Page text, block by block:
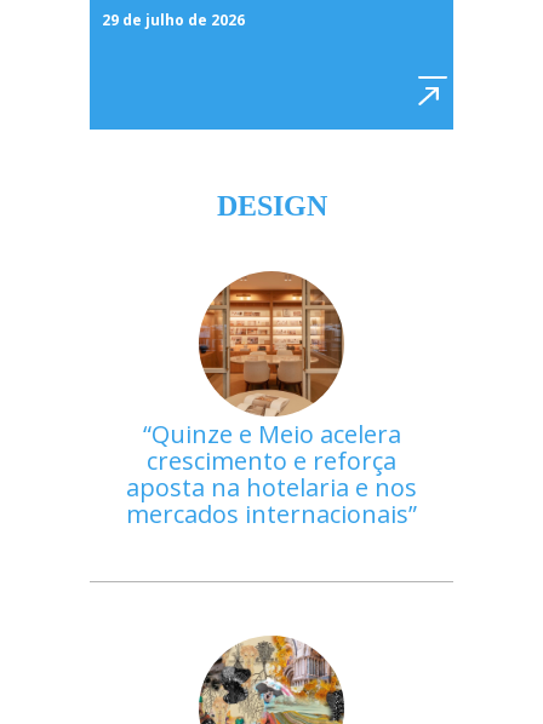
29 de julho de 2026
DESIGN
Quinze e Meio acelera
crescimento e reforça
aposta na hotelaria e nos
mercados internacionais